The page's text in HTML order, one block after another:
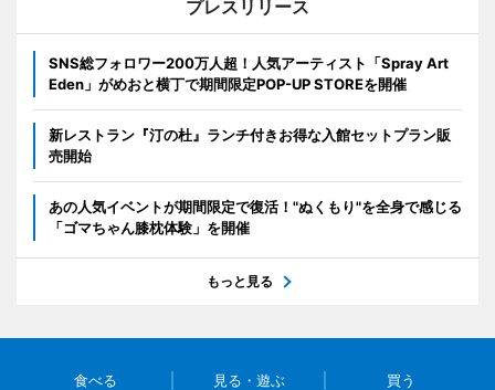
プレスリリース
SNS総フォロワー200万人超！人気アーティスト「Spray Art
Eden」がめおと横丁で期間限定POP-UP STOREを開催
新レストラン『汀の杜』ランチ付きお得な入館セットプラン販
売開始
あの人気イベントが期間限定で復活！"ぬくもり"を全身で感じる
「ゴマちゃん膝枕体験」を開催
もっと見る
食べる 見る・遊ぶ 買う